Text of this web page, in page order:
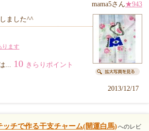
mama5さん★943
ました^^
ります
... 10 きらりポイント
2013/12/17
ッチで作る干支チャーム(開運白馬)へのレビ